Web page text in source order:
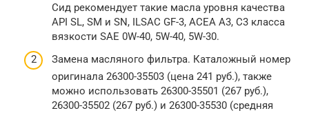
Сид рекомендует такие масла уровня качества
API SL, SM и SN, ILSAC GF-3, ACEA A3, C3 класса
вязкости SAE 0W-40, 5W-40, 5W-30.
Замена масляного фильтра. Каталожный номер
оригинала 26300-35503 (цена 241 руб.), также
можно использовать 26300-35501 (267 руб.),
26300-35502 (267 руб.) и 26300-35530 (средняя